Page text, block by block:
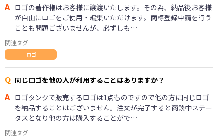
A ロゴの著作権はお客様に譲渡いたします。その為、納品後お客様
が自由にロゴをご使用・編集いただけます。商標登録申請を行う
ことも問題ございませんが、必ずしも…
関連タグ
ロゴ
Q 同じロゴを他の人が利用することはありますか？
A ロゴタンクで販売するロゴは1点ものですので他の方に同じロゴ
を納品することはございません。注文が完了すると商談中ステー
タスとなり他の方は購入することがで…
関連タグ